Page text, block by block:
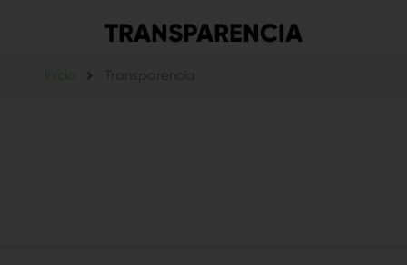
TRANSPARENCIA
Inicio Transparencia